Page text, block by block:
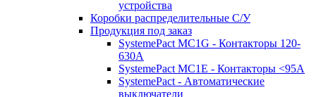
устройства
Коробки распределительные C/У
Продукция под заказ
SystemePact MC1G - Контакторы 120-
630A
SystemePact MC1E - Контакторы <95A
SystemePact - Автоматические
выключатели